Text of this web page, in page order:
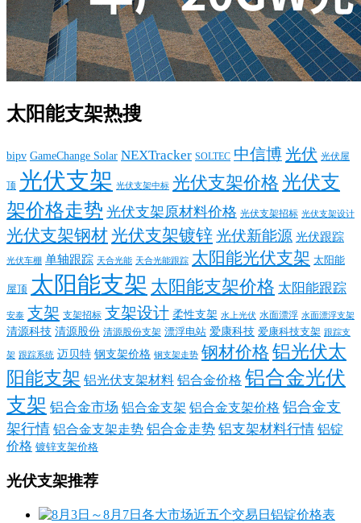
太阳能支架热搜
bipv GameChange Solar NEXTracker SOLTEC 中信博光伏 光伏屋
顶 光伏支架 光伏支架中标 光伏支架价格 光伏支
架价格走势 光伏支架原材料价格 光伏支架招标 光伏支架设计
光伏支架钢材光伏支架镀锌光伏新能源 光伏跟踪
光伏车棚 单轴跟踪 天合光能 天合光能跟踪 太阳能光伏支架 太阳能
屋顶 太阳能支架 太阳能支架价格 太阳能跟踪
安泰 支架 支架招标 支架设计 柔性支架 水上光伏 水面漂浮 水面漂浮支架
清源科技 清源股份 清源股份支架 漂浮电站 爱康科技 爱康科技支架 跟踪支
架 跟踪系统 迈贝特 钢支架价格 钢支架走势 钢材价格 铝光伏太
阳能支架 铝光伏支架材料 铝合金价格 铝合金光伏
支架 铝合金市场 铝合金支架 铝合金支架价格 铝合金支
架行情 铝合金支架走势 铝合金走势 铝支架材料行情 铝锭
价格 镀锌支架价格
光伏支架推荐